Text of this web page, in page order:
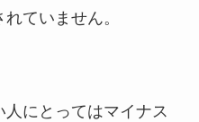
ていません。
にとってはマイナス